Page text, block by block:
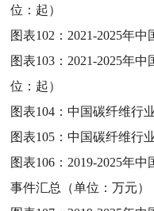
位：起）
图表102： 2021-2025年
图表103： 2021-2025年
位：起）
图表104：中国碳纤维行
图表105：中国碳纤维行
图表106： 2019-2025年
事件汇总（单位：万元）